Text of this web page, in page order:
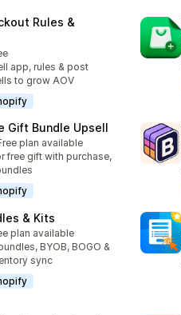
Rules &
602
app, rules & post
to grow AOV
Gift Bundle Upsell
4046
plan available
free gift with purchase,
& Kits
737
plan available
BYOB, BOGO &
sync